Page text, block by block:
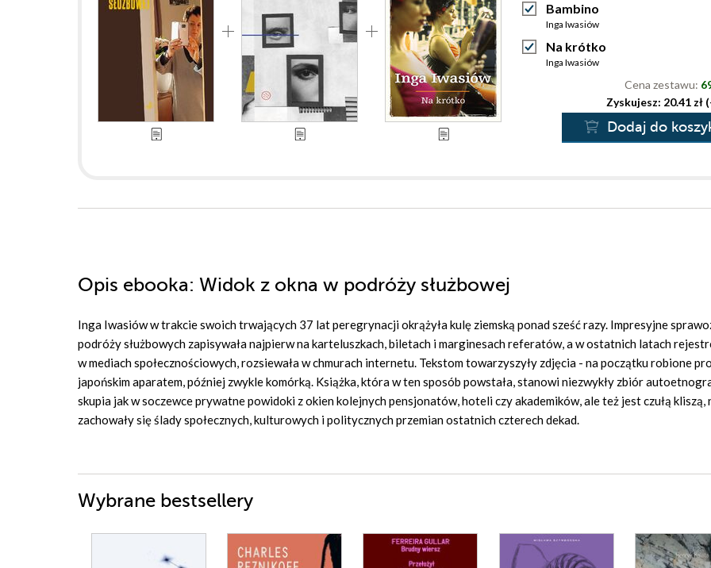
Bambino
Inga Iwasiów
Na krótko
Inga Iwasiów
Cena zestawu:
Zyskujesz: 20.41 zł
Dodaj do
Opis ebooka: Widok z okna w podróży służbowej
Inga Iwasióww trakcie swoich trwających 37 lat peregrynacji okrążyła kulę ziemską ponad sześć razy. Impresyjne
podróży służbowych zapisywała najpierw na karteluszkach, biletach i marginesach referatów, a w ostatnich latach
w mediach społecznościowych, rozsiewała w chmurach internetu. Tekstom towarzyszyły zdjęcia - na początku robione
japońskim aparatem, później zwykle komórką. Książka, która w ten sposób powstała, stanowi niezwykły zbiór
skupia jak w soczewce prywatne powidoki z okien kolejnych pensjonatów, hoteli czy akademików, ale też jest czułą kliszą,
zachowały się ślady społecznych, kulturowych i politycznych przemian ostatnich czterech dekad.
Wybrane bestsellery